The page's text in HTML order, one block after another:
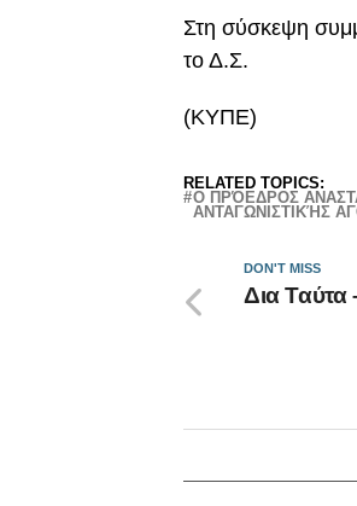
Στη σύσκεψη
το Δ.Σ.
(ΚΥΠΕ)
RELATED TOPICS:
Ο ΠΡΌΕΔΡΟΣ
ΑΝΤΑΓΩΝΙΣΤΙΚΉΣ
DON'T MISS
Δια Ταύτα